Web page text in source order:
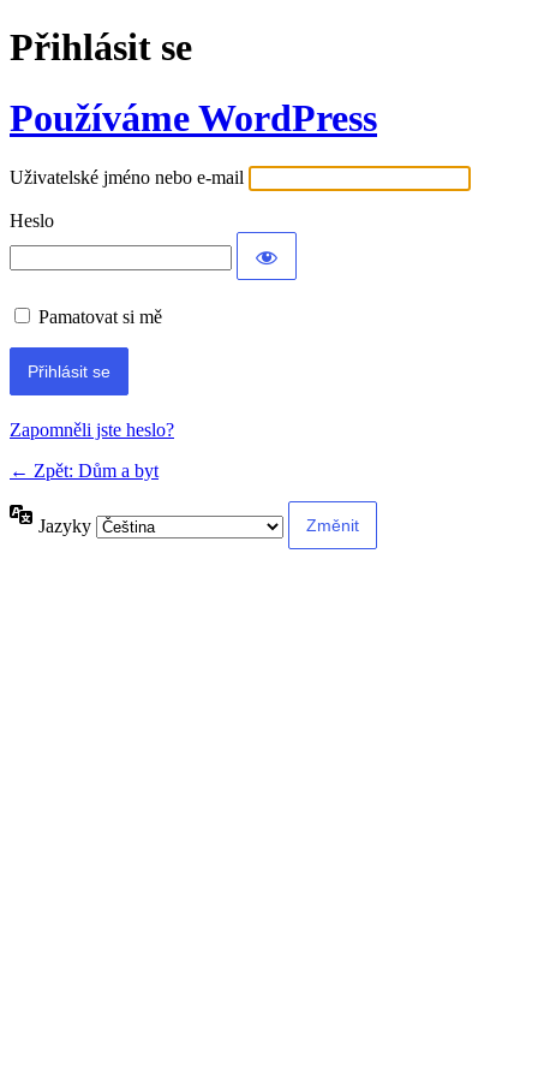
Přihlásit se
Používáme WordPress
Uživatelské jméno nebo e-mail
Heslo
Pamatovat si mě
Alternative:
Zapomněli jste heslo?
← Zpět: Dům a byt
Jazyky